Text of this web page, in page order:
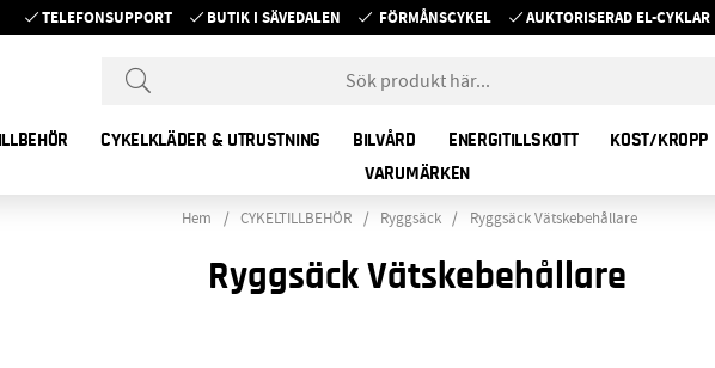
TELEFONSUPPORT BUTIK I SÄVEDALEN FÖRMÅNSCYKEL AUKTORISERAD EL-CYKLAR
CYKELKLÄDER & UTRUSTNING BILVÅRD ENERGITILLSKOTT KOST/KROPP
VARUMÄRKEN
Hem CYKELTILLBEHÖR Ryggsäck Ryggsäck Vätskebehållare
Ryggsäck Vätskebehållare